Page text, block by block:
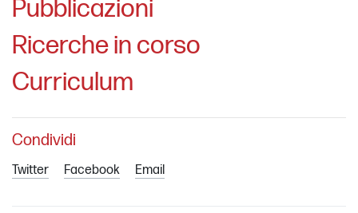
Pubblicazioni
Ricerche in corso
Curriculum
Condividi
Twitter Facebook Email